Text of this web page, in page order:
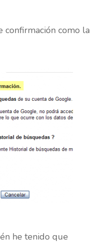
confirmación como la
he tenido que